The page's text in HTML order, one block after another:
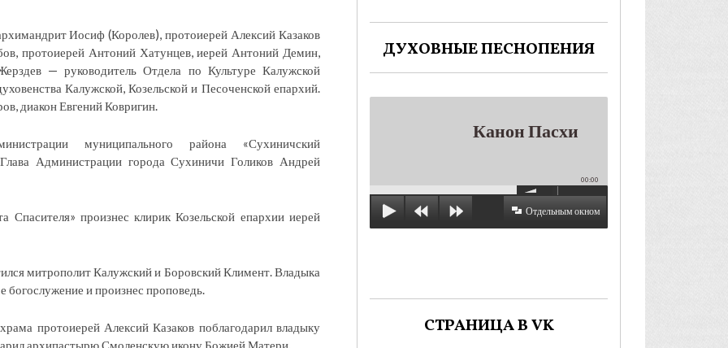
Иосиф (Королев), протоиерей Алексий Казаков
протоиерей Антоний Хатунцев, иерей Антоний Демин,
— руководитель Отдела по Культуре Калужской
Калужской, Козельской и Песоченской епархий.
диакон Евгений Ковригин.
муниципального района «Сухиничский
Администрации города Сухиничи Голиков Андрей
произнес клирик Козельской епархии иерей
митрополит Калужский и Боровский Климент. Владыка
богослужение и произнес проповедь.
протоиерей Алексий Казаков поблагодарил владыку
архипастырю Смоленскую икону Божией Матери.
ДУХОВНЫЕ ПЕСНОПЕНИЯ
Канон Пасхи
00:00
Отдельным окном
СТРАНИЦА В VK